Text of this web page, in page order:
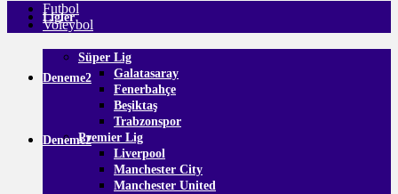
Ligler
Süper Lig
Galatasaray
Fenerbahçe
Beşiktaş
Trabzonspor
Premier Lig
Liverpool
Manchester City
Manchester United
Futbol
Voleybol
Deneme2
Deneme2